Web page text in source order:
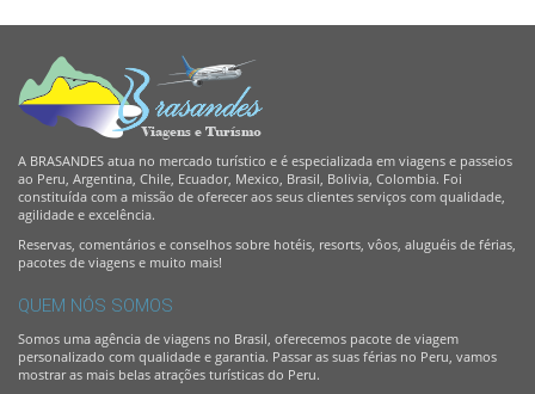
A BRASANDES atua no mercado turístico e é especializada em viagens e passeios
ao Peru, Argentina, Chile, Ecuador, Mexico, Brasil, Bolivia, Colombia. Foi
constituída com a missão de oferecer aos seus clientes serviços com qualidade,
agilidade e excelência.
Reservas, comentários e conselhos sobre hotéis, resorts, vôos, aluguéis de férias,
pacotes de viagens e muito mais!
QUEM NÓS SOMOS
Somos uma agência de viagens no Brasil, oferecemos pacote de viagem
personalizado com qualidade e garantia. Passar as suas férias no Peru, vamos
mostrar as mais belas atrações turísticas do Peru.